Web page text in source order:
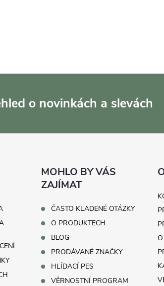
o novinkách a slevách
MOHLO BY VÁS
ZAJÍMAT
ČASTO KLADENÉ OTÁZKY
O PRODUKTECH
BLOG
PRODÁVANÉ ZNAČKY
HLÍDACÍ PES
VĚRNOSTNÍ PROGRAM